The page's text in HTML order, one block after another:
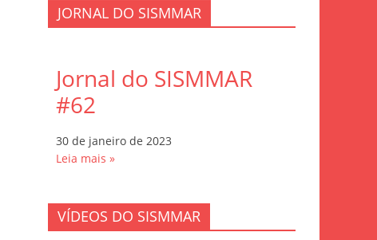
JORNAL DO SISMMAR
Jornal do SISMMAR
#62
30 de janeiro de 2023
Leia mais »
VÍDEOS DO SISMMAR